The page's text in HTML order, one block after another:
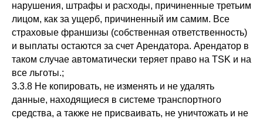
нарушения, штрафы и расходы, причиненные третьим
лицом, как за ущерб, причиненный им самим. Все
страховые франшизы (собственная ответственность)
и выплаты остаются за счет Арендатора. Арендатор в
таком случае автоматически теряет право на TSK и на
все льготы.;
3.3.8 Не копировать, не изменять и не удалять
данные, находящиеся в системе транспортного
средства, а также не присваивать, не уничтожать и не